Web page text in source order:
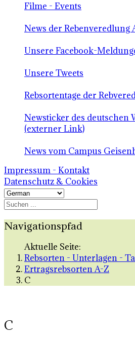
Filme - Events
News der Rebenveredlung
Unsere Facebook-
Unsere Tweets
Rebsortentage der
Newsticker des deutschen
(externer Link)
News vom Campus
Impressum - Kontakt
Datenschutz & Cookies
Navigationspfad
Aktuelle Seite:
Rebsorten - Unterlagen -
Ertragsrebsorten A-Z
C
C